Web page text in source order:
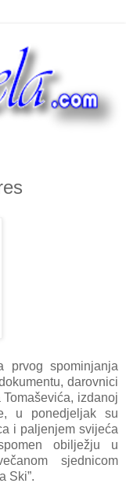
prvog spominjanja
darovnici
izdanoj
u ponedjeljak su
i paljenjem svijeća
obilježju u
sjednicom
Ski”.